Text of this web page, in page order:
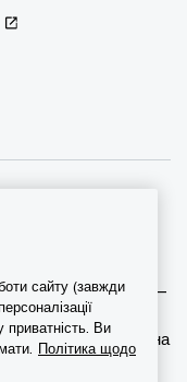
в деяких випадках –
мережі є
інформація на
сайту (завжди
Ви
Політика щодо